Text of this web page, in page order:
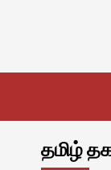
தமிழ்